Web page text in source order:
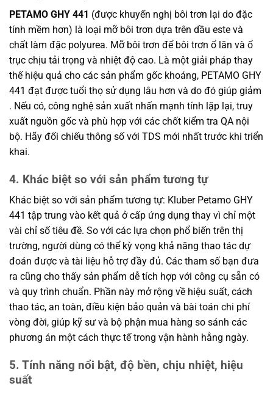
PETAMO GHY 441 (được khuyến nghị bôi trơn lại do đặc
tính mềm hơn) là loại mỡ bôi trơn dựa trên dầu este và
chất làm đặc polyurea. Mỡ bôi trơn để bôi trơn ổ lăn và ổ
trục chịu tải trọng và nhiệt độ cao. Là một giải pháp thay
thế hiệu quả cho các sản phẩm gốc khoáng, PETAMO GHY
441 đạt được tuổi thọ sử dụng lâu hơn và do đó giúp giảm
. Nếu có, công nghệ sản xuất nhấn mạnh tính lặp lại, truy
xuất nguồn gốc và phù hợp với các chốt kiểm tra QA nội
bộ. Hãy đối chiếu thông số với TDS mới nhất trước khi triển
khai.
4. Khác biệt so với sản phẩm tương tự
Khác biệt so với sản phẩm tương tự: Kluber Petamo GHY
441 tập trung vào kết quả ở cấp ứng dụng thay vì chỉ một
vài chỉ số tiêu đề. So với các lựa chọn phổ biến trên thị
trường, người dùng có thể kỳ vọng khả năng thao tác dự
đoán được và tài liệu hỗ trợ đầy đủ. Các tham số bạn đưa
ra cũng cho thấy sản phẩm dễ tích hợp với công cụ sẵn có
và quy trình chuẩn. Phần này mở rộng về hiệu suất, cách
thao tác, an toàn, điều kiện bảo quản và bài toán chi phí
vòng đời, giúp kỹ sư và bộ phận mua hàng so sánh các
phương án một cách thực tế trong vận hành hằng ngày.
5. Tính năng nổi bật, độ bền, chịu nhiệt, hiệu
suất